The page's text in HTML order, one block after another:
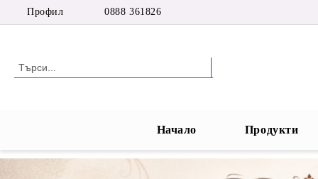
Профил 0888 361826
Начало Продукти